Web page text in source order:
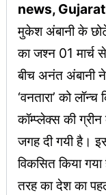
news,
मुकेश अंबानी के
का जश्न 01 मार्च
बीच अनंत अंबानी ने
‘वनतारा’ को
कॉम्प्लेक्स की
जगह दी गयी है।
विकसित किया गया
तरह का देश का